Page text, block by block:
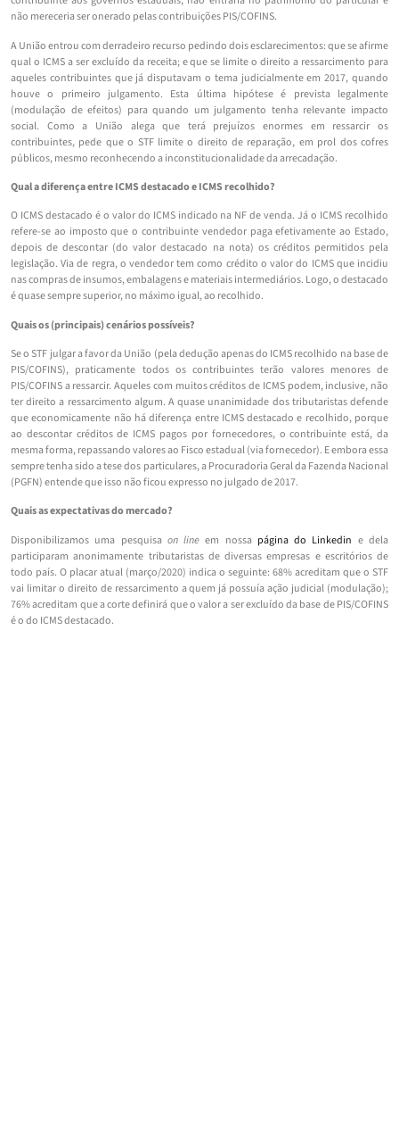
não mereceria ser onerado pelas contribuições PIS/COFINS.
A União entrou com derradeiro recurso pedindo dois esclarecimentos: que se afirme
qual o ICMS a ser excluído da receita; e que se limite o direito a ressarcimento para
aqueles contribuintes que já disputavam o tema judicialmente em 2017, quando
houve o primeiro julgamento. Esta última hipótese é prevista legalmente
(modulação de efeitos) para quando um julgamento tenha relevante impacto
social. Como a União alega que terá prejuízos enormes em ressarcir os
contribuintes, pede que o STF limite o direito de reparação, em prol dos cofres
públicos, mesmo reconhecendo a inconstitucionalidade da arrecadação.
Qual a diferença entre ICMS destacado e ICMS recolhido?
O ICMS destacado é o valor do ICMS indicado na NF de venda. Já o ICMS recolhido
refere-se ao imposto que o contribuinte vendedor paga efetivamente ao Estado,
depois de descontar (do valor destacado na nota) os créditos permitidos pela
legislação. Via de regra, o vendedor tem como crédito o valor do ICMS que incidiu
nas compras de insumos, embalagens e materiais intermediários. Logo, o destacado
é quase sempre superior, no máximo igual, ao recolhido.
Quais os (principais) cenários possíveis?
Se o STF julgar a favor da União (pela dedução apenas do ICMS recolhido na base de
PIS/COFINS), praticamente todos os contribuintes terão valores menores de
PIS/COFINS a ressarcir. Aqueles com muitos créditos de ICMS podem, inclusive, não
ter direito a ressarcimento algum. A quase unanimidade dos tributaristas defende
que economicamente não há diferença entre ICMS destacado e recolhido, porque
ao descontar créditos de ICMS pagos por fornecedores, o contribuinte está, da
mesma forma, repassando valores ao Fisco estadual (via fornecedor). E embora essa
sempre tenha sido a tese dos particulares, a Procuradoria Geral da Fazenda Nacional
(PGFN) entende que isso não ficou expresso no julgado de 2017.
Quais as expectativas do mercado?
Disponibilizamos uma pesquisa on line em nossa página do Linkedin e dela
participaram anonimamente tributaristas de diversas empresas e escritórios de
todo país. O placar atual (março/2020) indica o seguinte: 68% acreditam que o STF
vai limitar o direito de ressarcimento a quem já possuía ação judicial (modulação);
76% acreditam que a corte definirá que o valor a ser excluído da base de PIS/COFINS
é o do ICMS destacado.